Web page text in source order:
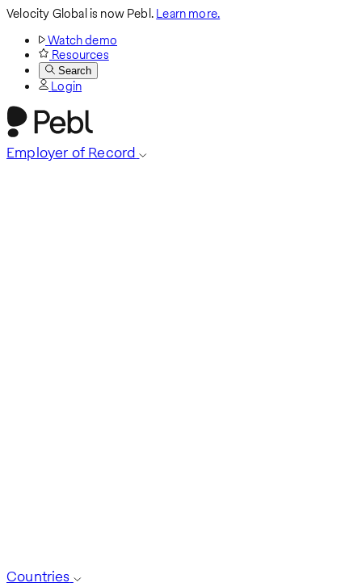
Velocity Global is now Pebl.Learn more.
Watch demo
Resources
Search
Login
Employer of Record
Countries